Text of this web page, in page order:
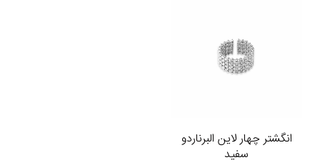
انگشتر چهار لاین البرناردو
سفید